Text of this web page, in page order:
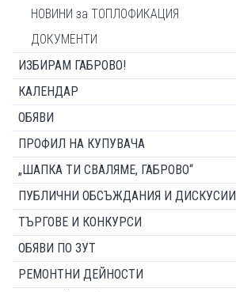
НОВИНИ за ТОПЛОФИКАЦИЯ
ДОКУМЕНТИ
ИЗБИРАМ ГАБРОВО!
КАЛЕНДАР
ОБЯВИ
ПРОФИЛ НА КУПУВАЧА
„ШАПКА ТИ СВАЛЯМЕ, ГАБРОВО“
ПУБЛИЧНИ ОБСЪЖДАНИЯ И ДИСКУСИИ
ТЪРГОВЕ И КОНКУРСИ
ОБЯВИ ПО ЗУТ
РЕМОНТНИ ДЕЙНОСТИ